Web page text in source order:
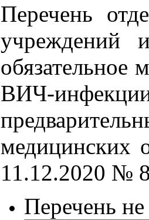
Перечень
учреждений
обязательное
ВИЧ-
медицинских
11.12.2020 №
Перечень